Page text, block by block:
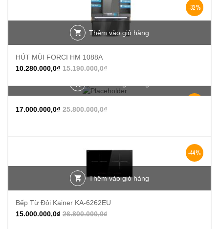
-32%
Thêm vào giỏ hàng
HÚT MÙI FORCI HM 1088A
15.190.000,0₫
10.280.000,0₫
25.800.000,0₫
17.000.000,0₫
-44%
Thêm vào giỏ hàng
Bếp Từ Đôi Kainer KA-6262EU
26.800.000,0₫
15.000.000,0₫